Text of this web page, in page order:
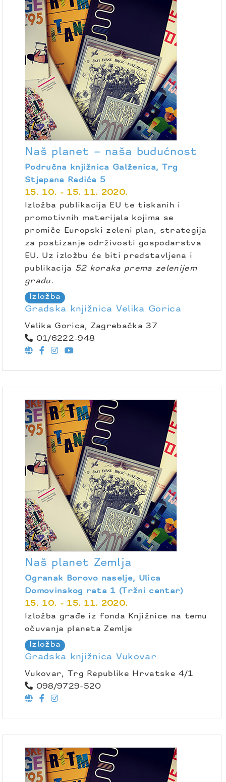
Naš planet – naša budućnost
Područna knjižnica Galženica, Trg
Stjepana Radića 5
15. 10. - 15. 11. 2020.
Izložba publikacija EU te tiskanih i
promotivnih materijala kojima se
promiče Europski zeleni plan, strategija
za postizanje održivosti gospodarstva
EU. Uz izložbu će biti predstavljena i
publikacija 52 koraka prema zelenijem
gradu.
Izložba
Gradska knjižnica Velika Gorica
Velika Gorica, Zagrebačka 37
01/6222-948
Naš planet Zemlja
Ogranak Borovo naselje, Ulica
Domovinskog rata 1 (Tržni centar)
15. 10. - 15. 11. 2020.
Izložba građe iz fonda Knjižnice na temu
očuvanja planeta Zemlje
Izložba
Gradska knjižnica Vukovar
Vukovar, Trg Republike Hrvatske 4/1
098/9729-520